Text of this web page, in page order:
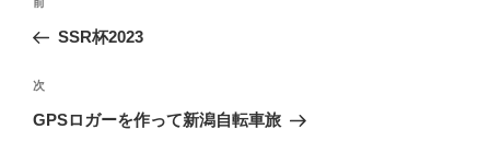
ナ
ビ
ゲ
過
去
投
稿
前
SSR杯2023
次
の
次
GPSロガーを作って新潟自転車旅